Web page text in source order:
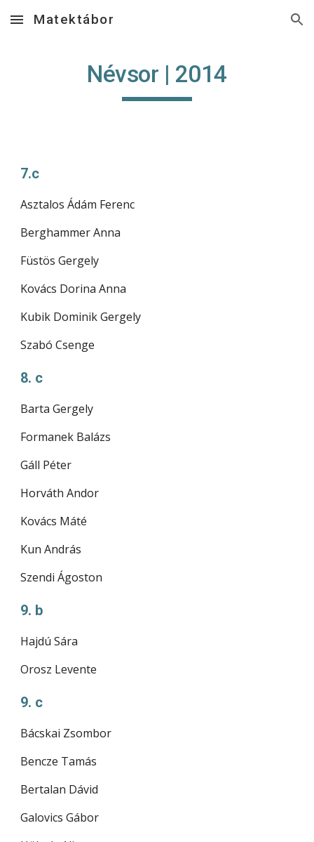
Skip to main content Skip to navigation
Matektábor
Névsor | 2014
7.c
Asztalos Ádám Ferenc
Berghammer Anna
Füstös Gergely
Kovács Dorina Anna
Kubik Dominik Gergely
Szabó Csenge
8. c
Barta Gergely
Formanek Balázs
Gáll Péter
Horváth Andor
Kovács Máté
Kun András
Szendi Ágoston
9. b
Hajdú Sára
Orosz Levente
9. c
Bácskai Zsombor
Bencze Tamás
Bertalan Dávid
Galovics Gábor